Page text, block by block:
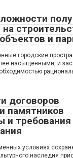
и
городские
насыщенными, и
договоров
памятников
и требования
условиях
наследия